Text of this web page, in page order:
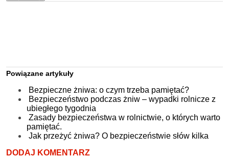
Powiązane artykuły
Bezpieczne żniwa: o czym trzeba pamiętać?
Bezpieczeństwo podczas żniw – wypadki rolnicze z
ubiegłego tygodnia
Zasady bezpieczeństwa w rolnictwie, o których warto
pamiętać.
Jak przeżyć żniwa? O bezpieczeństwie słów kilka
DODAJ KOMENTARZ